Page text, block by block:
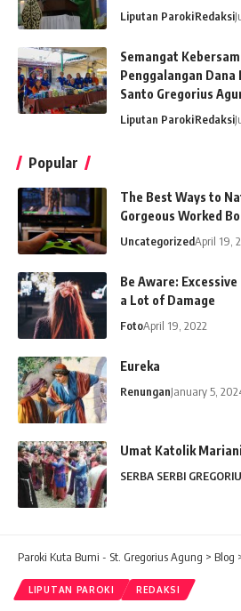
Liputan ParokiRedaksi
Semangat
Penggalangan Dana
Santo Gregorius
Liputan ParokiRedaksi
Popular
The Best Ways to
Gorgeous Worked
UncategorizedApril 19,
Be Aware: Excessive
a Lot of Damage
FotoApril 19, 2022
Eureka
RenunganJanuary 5,
Umat Katolik
SERBA SERBI
Paroki Kuta Bumi - St. Gregorius Agung > Blog
LIPUTAN PAROKI REDAKSI